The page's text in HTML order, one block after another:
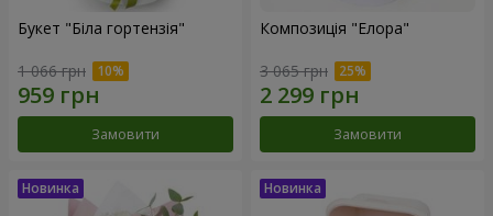
Букет "Біла гортензія"
1 066 грн
Замовити
Композиція "Елора"
3 065 грн
Замовити